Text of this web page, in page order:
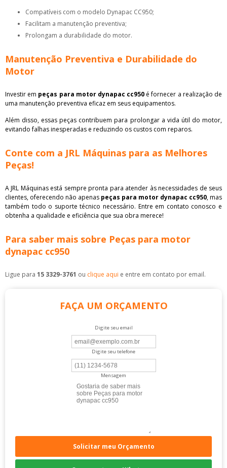
Compatíveis com o modelo Dynapac CC950;
Facilitam a manutenção preventiva;
Prolongam a durabilidade do motor.
Manutenção Preventiva e Durabilidade do
Motor
Investir em peças para motor dynapac cc950 é fornecer a realização de
uma manutenção preventiva eficaz em seus equipamentos.
Além disso, essas peças contribuem para prolongar a vida útil do motor,
evitando falhas inesperadas e reduzindo os custos com reparos.
Conte com a JRL Máquinas para as Melhores
Peças!
A JRL Máquinas está sempre pronta para atender às necessidades de seus
clientes, oferecendo não apenas peças para motor dynapac cc950, mas
também todo o suporte técnico necessário. Entre em contato conosco e
obtenha a qualidade e eficiência que sua obra merece!
Para saber mais sobre Peças para motor
dynapac cc950
Ligue para 15 3329-3761 ou clique aqui e entre em contato por email.
FAÇA UM ORÇAMENTO
Digite seu email
Digite seu telefone
Mensagem
Solicitar meu Orçamento